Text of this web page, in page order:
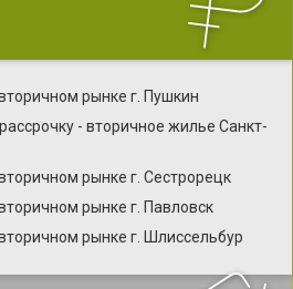
рынке г. Пушкин
- вторичное жилье Санкт-
рынке г. Сестрорецк
рынке г. Павловск
рынке г. Шлиссельбур